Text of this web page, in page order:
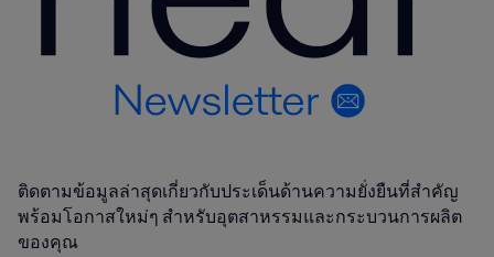
ติดตามข้อมูลล่าสุดเกี่ยวกับประเด็นด้านความยั่งยืนที่สำคัญ
พร้อมโอกาสใหม่ๆ สำหรับอุตสาหรรมและกระบวนการผลิต
ของคุณ